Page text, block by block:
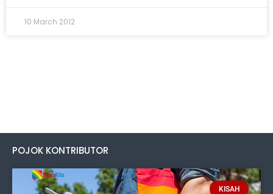
10 March 2012
POJOK KONTRIBUTOR
KISAH